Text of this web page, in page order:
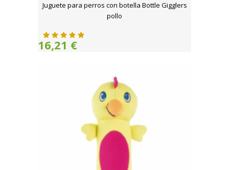
Juguete para perros con botella Bottle Gigglers
pollo
16,21 €